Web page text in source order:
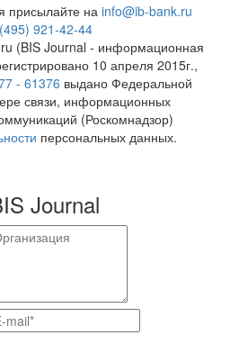
присылайте на info@ib-bank.ru
921-42-44
(BIS Journal - информационная
10 апреля 2015г.,
- 61376 выдано Федеральной
связи, информационных
(Роскомнадзор)
персональных данных.
Journal